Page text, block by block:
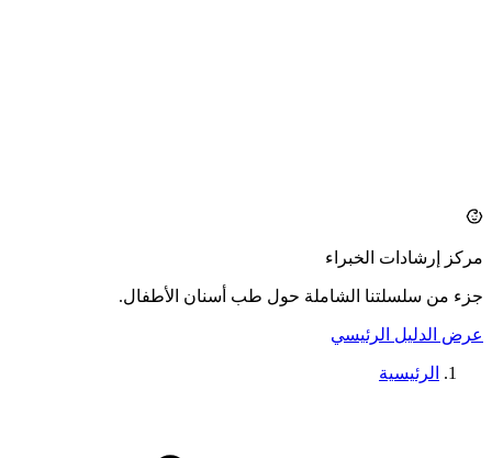
مركز إرشادات الخبراء
جزء من سلسلتنا الشاملة حول طب أسنان الأطفال.
عرض الدليل الرئيسي
الرئيسية